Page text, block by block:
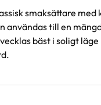
smaksättare med
användas till en
bäst i soligt